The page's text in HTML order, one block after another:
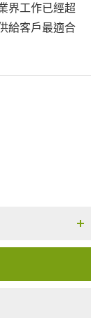
界工作已經超
給客戶最適合